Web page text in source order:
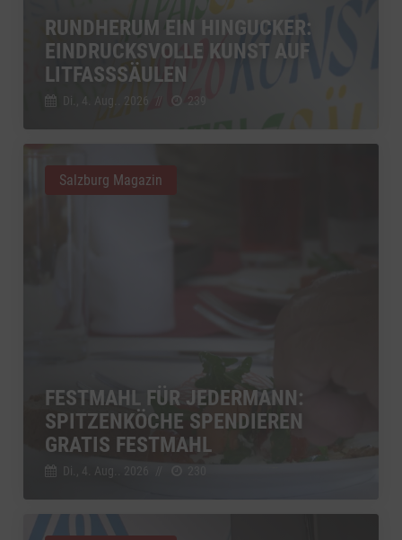
RUNDHERUM EIN HINGUCKER:
EINDRUCKSVOLLE KUNST AUF
LITFASSSÄULEN
Di., 4. Aug.. 2026 239
FESTMAHL FÜR JEDERMANN:
SPITZENKÖCHE SPENDIEREN
GRATIS FESTMAHL
Di., 4. Aug.. 2026
Salzburg Magazin